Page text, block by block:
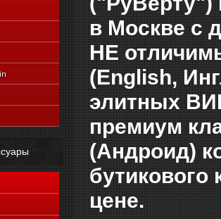
в Москве с
НЕ
(Еnglish,
элитных
премиум
(Андроид)
бутикового
цене.